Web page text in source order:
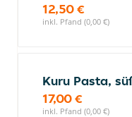
12,50 €
inkl. Pfand (0,00 €)
Kuru Pasta,
17,00 €
inkl. Pfand (0,00 €)